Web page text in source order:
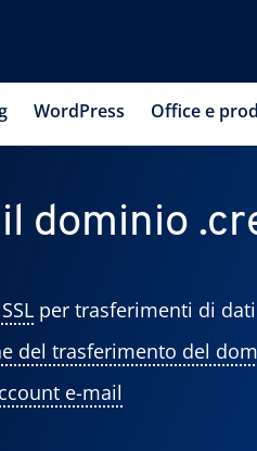
WordPress Office e
dominio
per trasferimenti di
del trasferimento del
e-mail